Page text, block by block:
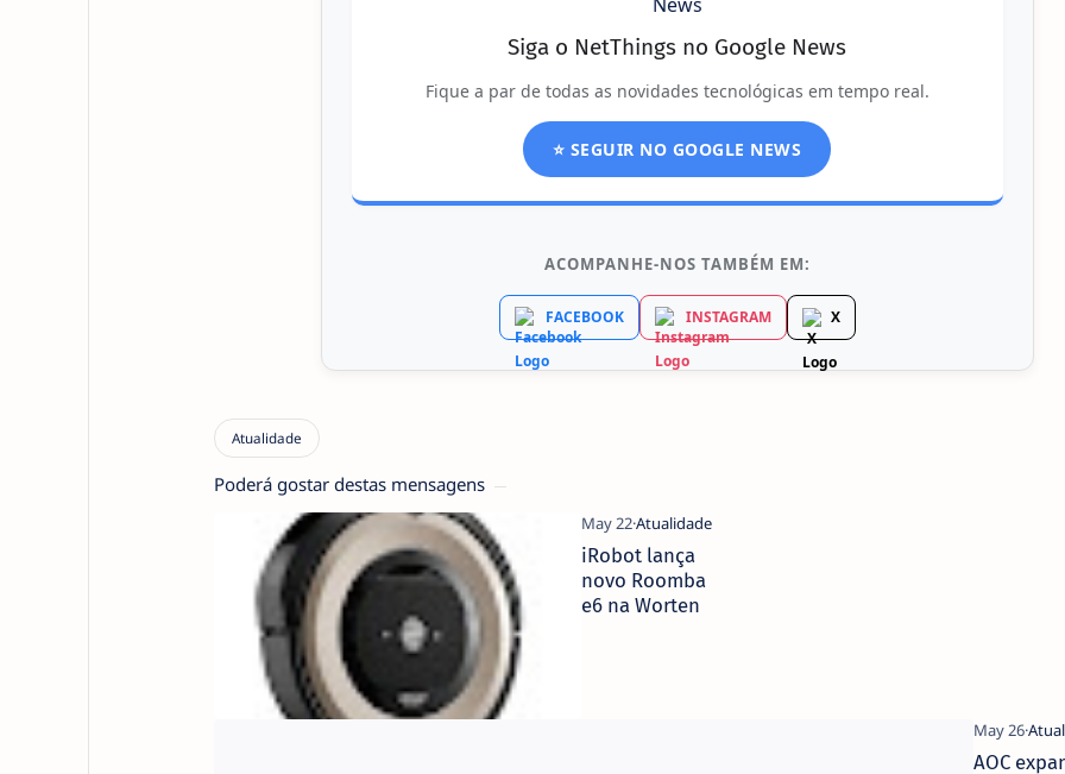
Siga o NetThings no Google News
Fique a par de todas as novidades tecnológicas em tempo real.
⭐ SEGUIR NO GOOGLE NEWS
ACOMPANHE-NOS TAMBÉM EM:
FACEBOOK INSTAGRAM X
Poderá gostar destas mensagens
iRobot lança
novo Roomba
e6 na Worten
AOC